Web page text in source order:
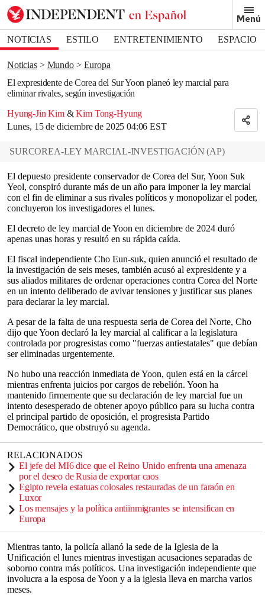
Menú
NOTICIAS ESTILO ENTRETENIMIENTO
ESPACIO
DEPORTES
Noticias Mundo
Europa
El expresidente de Corea del Sur Yoon planeó ley marcial para
eliminar rivales, según investigación
Hyung-Jin Kim & Kim Tong-Hyung
Lunes, 15 de diciembre de 2025 04:06 EST
Bookmark popover
Removed from bookmarks
Close popover
SURCOREA-LEY MARCIAL-INVESTIGACIÓN (AP)
El depuesto presidente conservador de Corea del Sur, Yoon Suk
Yeol, conspiró durante más de un año para imponer la ley marcial
con el fin de eliminar a sus rivales políticos y monopolizar el poder,
concluyeron los investigadores el lunes.
El decreto de ley marcial de Yoon en diciembre de 2024 duró
apenas unas horas y resultó en su rápida caída.
El fiscal independiente Cho Eun-suk, quien anunció el resultado de
la investigación de seis meses, también acusó al expresidente y a
sus aliados militares de ordenar operaciones contra Corea del Norte
en un intento deliberado de avivar tensiones y justificar sus planes
para declarar la ley marcial.
A pesar de la falta de una respuesta seria de Corea del Norte, Cho
dijo que Yoon declaró la ley marcial al calificar a la legislatura
controlada por progresistas como "fuerzas antiestatales" que debían
ser eliminadas urgentemente.
No hubo una reacción inmediata de Yoon, quien está en la cárcel
mientras enfrenta juicios por cargos de rebelión. Yoon ha
mantenido firmemente que su declaración de ley marcial fue un
intento desesperado de obtener apoyo público para su lucha contra
el principal partido de oposición, el progresista Partido
Democrático, que obstruyó su agenda.
RELACIONADOS
El jefe del MI6 dice que el Reino Unido enfrenta una amenaza
por el deseo de Rusia de exportar caos
Egipto revela estatuas colosales restauradas de un faraón en
Luxor
Los mensajes y la política antiinmigrantes se intensifican en
Europa
Mientras tanto, la policía allanó la sede de la Iglesia de la
Unificación el lunes mientras investigan acusaciones separadas de
soborno contra más políticos. Una investigación independiente que
involucra a la esposa de Yoon y a la iglesia lleva en marcha varios
meses.